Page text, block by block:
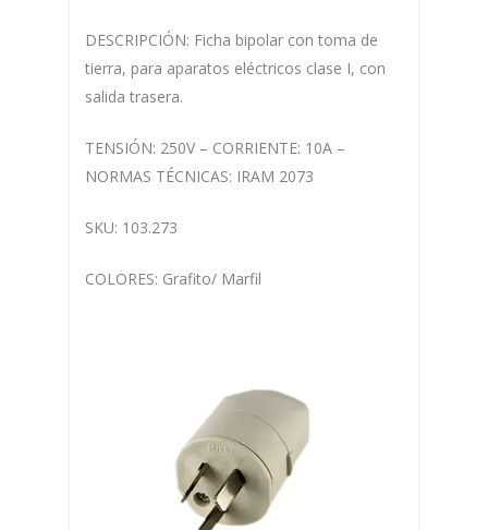
DESCRIPCIÓN: Ficha bipolar con toma de
tierra, para aparatos eléctricos clase I, con
salida trasera.
TENSIÓN: 250V – CORRIENTE: 10A –
NORMAS TÉCNICAS: IRAM 2073
SKU: 103.273
COLORES: Grafito/ Marfil